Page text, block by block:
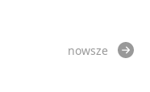
nowsze